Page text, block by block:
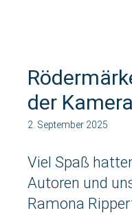
der Kamera
2. September 2025
Viel Spaß
Autoren und
Ramona